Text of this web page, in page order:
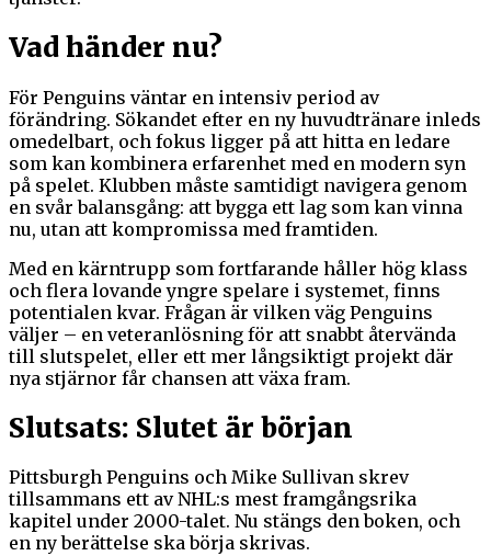
Vad händer nu?
För Penguins väntar en intensiv period av
förändring. Sökandet efter en ny huvudtränare inleds
omedelbart, och fokus ligger på att hitta en ledare
som kan kombinera erfarenhet med en modern syn
på spelet. Klubben måste samtidigt navigera genom
en svår balansgång: att bygga ett lag som kan vinna
nu, utan att kompromissa med framtiden.
Med en kärntrupp som fortfarande håller hög klass
och flera lovande yngre spelare i systemet, finns
potentialen kvar. Frågan är vilken väg Penguins
väljer – en veteranlösning för att snabbt återvända
till slutspelet, eller ett mer långsiktigt projekt där
nya stjärnor får chansen att växa fram.
Slutsats: Slutet är början
Pittsburgh Penguins och Mike Sullivan skrev
tillsammans ett av NHL:s mest framgångsrika
kapitel under 2000-talet. Nu stängs den boken, och
en ny berättelse ska börja skrivas.